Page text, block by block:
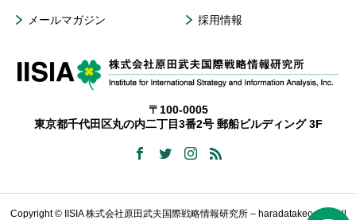
メールマガジン 採用情報
〒100-0005
東京都千代田区丸の内二丁目3番2号 郵船ビルディング 3F
Copyright © IISIA 株式会社原田武夫国際戦略情報研究所 – haradatakeo.com All